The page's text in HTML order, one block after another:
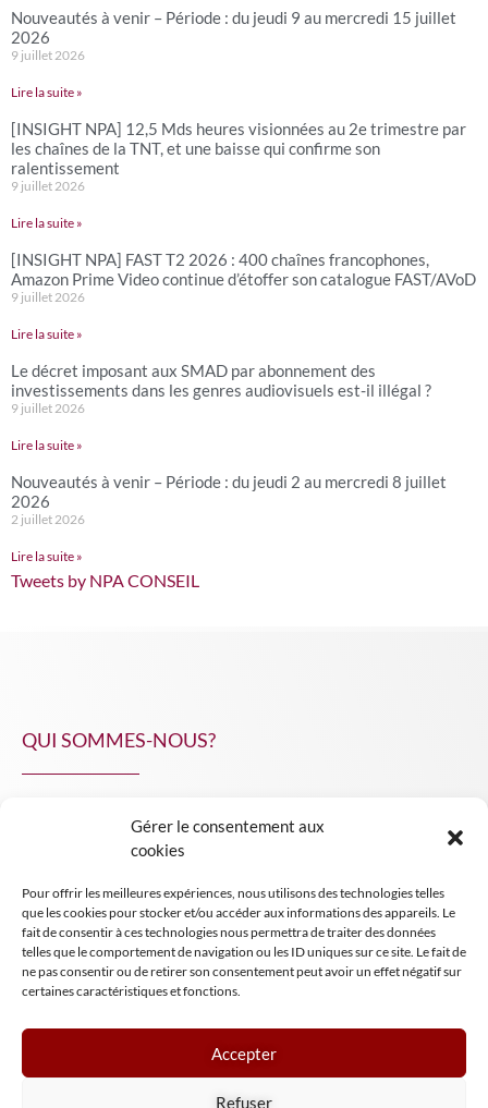
Gérer le consentement aux
cookies
Pour offrir les meilleures expériences, nous utilisons des technologies telles
que les cookies pour stocker et/ou accéder aux informations des appareils. Le
fait de consentir à ces technologies nous permettra de traiter des données
telles que le comportement de navigation ou les ID uniques sur ce site. Le fait de
ne pas consentir ou de retirer son consentement peut avoir un effet négatif sur
certaines caractéristiques et fonctions.
Accepter
Refuser
Nouveautés à venir – Période : du jeudi 9 au mercredi 15 juillet
2026
9 juillet 2026
Lire la suite »
[INSIGHT NPA] 12,5 Mds heures visionnées au 2e trimestre par
les chaînes de la TNT, et une baisse qui confirme son
ralentissement
9 juillet 2026
Lire la suite »
[INSIGHT NPA] FAST T2 2026 : 400 chaînes francophones,
Amazon Prime Video continue d’étoffer son catalogue FAST/AVoD
9 juillet 2026
Lire la suite »
Le décret imposant aux SMAD par abonnement des
investissements dans les genres audiovisuels est-il illégal ?
9 juillet 2026
Lire la suite »
Nouveautés à venir – Période : du jeudi 2 au mercredi 8 juillet
2026
2 juillet 2026
Lire la suite »
Tweets by NPA CONSEIL
QUI SOMMES-NOUS?
INSIGHT NPA
Mentions légales